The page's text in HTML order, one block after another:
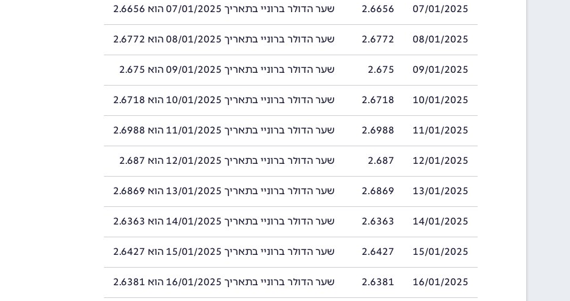
07/01/2025
2.6656 שער הדולר ברוניי בתאריך 07/01/2025 הוא 2.6656
08/01/2025
2.6772 שער הדולר ברוניי בתאריך 08/01/2025 הוא 2.6772
09/01/2025
2.675 שער הדולר ברוניי בתאריך 09/01/2025 הוא 2.675
10/01/2025
2.6718 שער הדולר ברוניי בתאריך 10/01/2025 הוא 2.6718
11/01/2025
2.6988 שער הדולר ברוניי בתאריך 11/01/2025 הוא 2.6988
12/01/2025
2.687 שער הדולר ברוניי בתאריך 12/01/2025 הוא 2.687
13/01/2025
2.6869 שער הדולר ברוניי בתאריך 13/01/2025 הוא 2.6869
14/01/2025
2.6363 שער הדולר ברוניי בתאריך 14/01/2025 הוא 2.6363
15/01/2025
2.6427 שער הדולר ברוניי בתאריך 15/01/2025 הוא 2.6427
16/01/2025
2.6381 שער הדולר ברוניי בתאריך 16/01/2025 הוא 2.6381